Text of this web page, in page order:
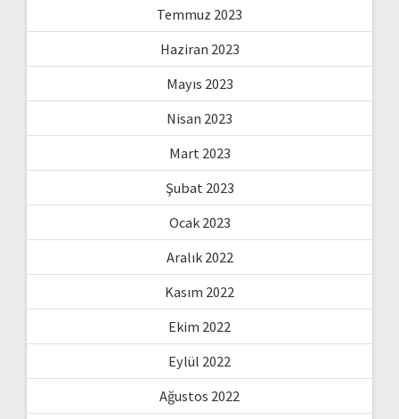
Temmuz 2023
Haziran 2023
Mayıs 2023
Nisan 2023
Mart 2023
Şubat 2023
Ocak 2023
Aralık 2022
Kasım 2022
Ekim 2022
Eylül 2022
Ağustos 2022